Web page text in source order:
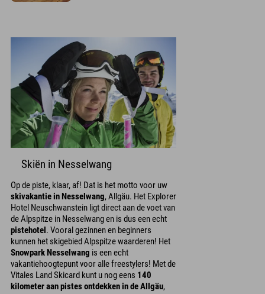
Skiën in Nesselwang
Op de piste, klaar, af! Dat is het motto voor uw
skivakantie in Nesselwang, Allgäu. Het Explorer
Hotel Neuschwanstein ligt direct aan de voet van
de Alpspitze in Nesselwang en is dus een echt
pistehotel. Vooral gezinnen en beginners
kunnen het skigebied Alpspitze waarderen! Het
Snowpark Nesselwang is een echt
vakantiehoogtepunt voor alle freestylers! Met de
Vitales Land Skicard kunt u nog eens 140
kilometer aan pistes ontdekken in de Allgäu,